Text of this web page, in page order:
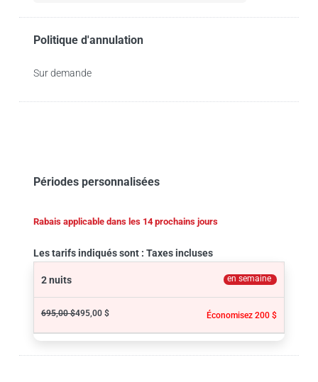
Politique d'annulation
Sur demande
Périodes personnalisées
Rabais applicable dans les 14 prochains jours
Les tarifs indiqués sont : Taxes incluses
2 nuits en semaine
695,00 $495,00 $ Économisez 200 $